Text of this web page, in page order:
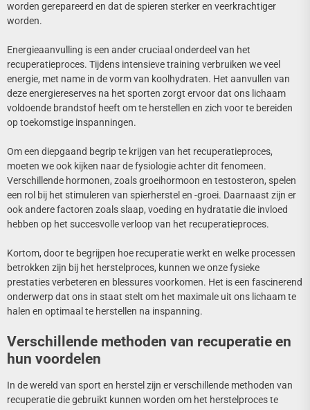
worden gerepareerd en dat de spieren sterker en veerkrachtiger
worden.
Energieaanvulling is een ander cruciaal onderdeel van het
recuperatieproces. Tijdens intensieve training verbruiken we veel
energie, met name in de vorm van koolhydraten. Het aanvullen van
deze energiereserves na het sporten zorgt ervoor dat ons lichaam
voldoende brandstof heeft om te herstellen en zich voor te bereiden
op toekomstige inspanningen.
Om een diepgaand begrip te krijgen van het recuperatieproces,
moeten we ook kijken naar de fysiologie achter dit fenomeen.
Verschillende hormonen, zoals groeihormoon en testosteron, spelen
een rol bij het stimuleren van spierherstel en -groei. Daarnaast zijn er
ook andere factoren zoals slaap, voeding en hydratatie die invloed
hebben op het succesvolle verloop van het recuperatieproces.
Kortom, door te begrijpen hoe recuperatie werkt en welke processen
betrokken zijn bij het herstelproces, kunnen we onze fysieke
prestaties verbeteren en blessures voorkomen. Het is een fascinerend
onderwerp dat ons in staat stelt om het maximale uit ons lichaam te
halen en optimaal te herstellen na inspanning.
Verschillende methoden van recuperatie en
hun voordelen
In de wereld van sport en herstel zijn er verschillende methoden van
recuperatie die gebruikt kunnen worden om het herstelproces te